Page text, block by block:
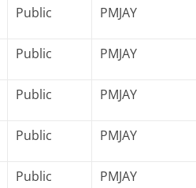
Public PMJAY
Public PMJAY
Public PMJAY
Public PMJAY
Public PMJAY